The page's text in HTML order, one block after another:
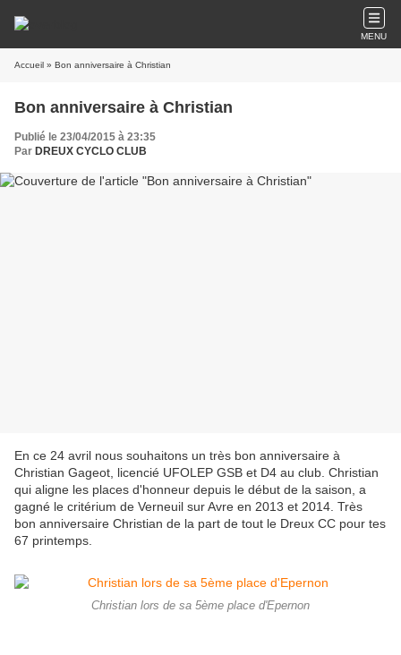
MENU
Accueil » Bon anniversaire à Christian
Bon anniversaire à Christian
Publié le 23/04/2015 à 23:35
Par DREUX CYCLO CLUB
En ce 24 avril nous souhaitons un très bon anniversaire à
Christian Gageot, licencié UFOLEP GSB et D4 au club. Christian
qui aligne les places d'honneur depuis le début de la saison, a
gagné le critérium de Verneuil sur Avre en 2013 et 2014. Très
bon anniversaire Christian de la part de tout le Dreux CC pour tes
67 printemps.
Christian lors de sa 5ème place d'Epernon